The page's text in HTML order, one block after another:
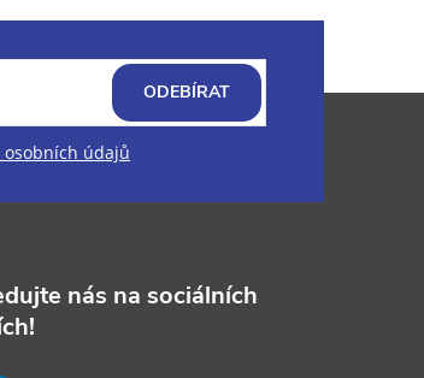
údajů
ODEBÍRAT
nás na sociálních